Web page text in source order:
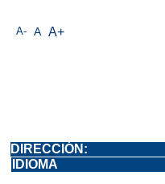
A- A A+
DIRECCIÓN:
IDIOMA